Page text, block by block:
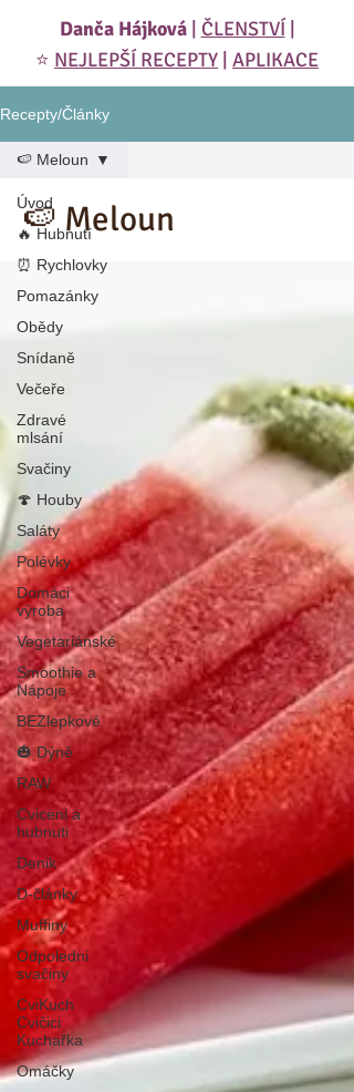
Danča Hájková| ČLENSTVÍ
⭐️ NEJLEPŠÍ RECEPTY APLIKACE
Recepty/Články
Úvod
🔥 Hubnutí
⏰ Rychlovky
Pomazánky
Obědy
Snídaně
Večeře
Zdravé
mlsání
Svačiny
🍄 Houby
Saláty
Polévky
Domáci
výroba
Vegetariánské
Smoothie a
Nápoje
BEZlepkové
🎃 Dýně
RAW
Cviceni a
hubnuti
Denik
D-články
Muffiny
Odpoledni
svačiny
CviKuch
Cvičici
Kuchařka
Omáčky
🍉 Meloun
🍉 Meloun